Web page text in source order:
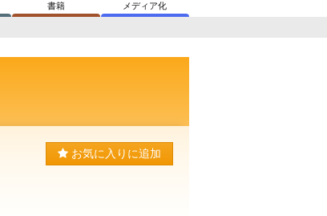
書籍 メディア化
お気に入りに追加